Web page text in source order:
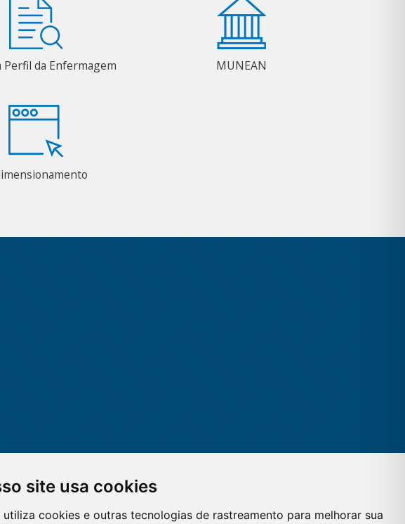
site usa cookies
utiliza cookies e outras tecnologias de rastreamento para melhorar sua
Perfil da Enfermagem MUNEAN